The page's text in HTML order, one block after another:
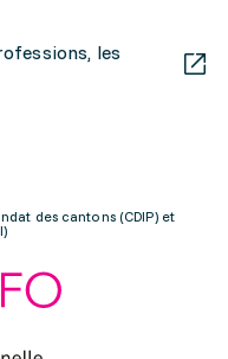
les
des cantons (CDIP) et